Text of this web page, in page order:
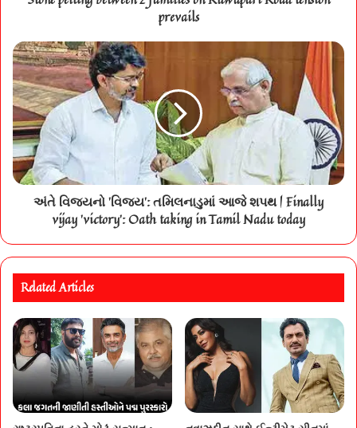
prevails
અંતે વિજયનો 'વિજય': તમિલનાડુમાં આજે શપથ | Finally
vijay 'victory': Oath taking in Tamil Nadu today
Related Articles